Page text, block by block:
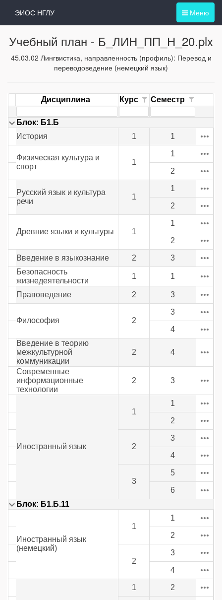
Меню
ЭИОС НГЛУ
Учебный план - Б_ЛИН_ПП_Н_20.plx
45.03.02 Лингвистика, направленность (профиль): Перевод и
переводоведение (немецкий язык)
Дисциплина Курс Семестр
Блок: Б1.Б
История
1 1
Физическая культура и
спорт
1
1
2
Русский язык и культура
речи
1
1
2
Древние языки и культуры 1
1
2
Введение в языкознание 2
3
Безопасность
жизнедеятельности
1 1
Правоведение 2 3
Философия 2
3
4
Введение в теорию
межкультурной
коммуникации
2 4
Современные
информационные
технологии
2 3
Иностранный язык
1
1
2
2
3
4
3
5
6
Блок: Б1.Б.11
Иностранный язык
(немецкий)
1
1
2
2
3
4
1 2